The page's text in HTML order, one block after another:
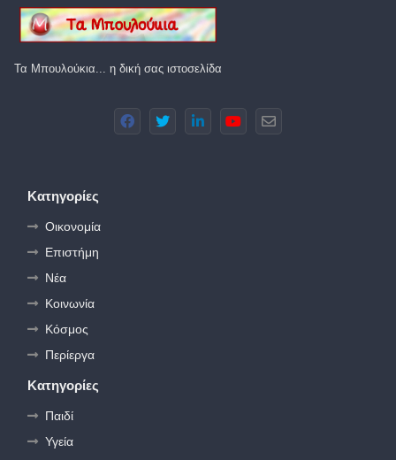
Τα Μπουλούκια... η δική σας ιστοσελίδα
Κατηγορίες
Οικονομία
Επιστήμη
Νέα
Κοινωνία
Κόσμος
Περίεργα
Κατηγορίες
Παιδί
Υγεία